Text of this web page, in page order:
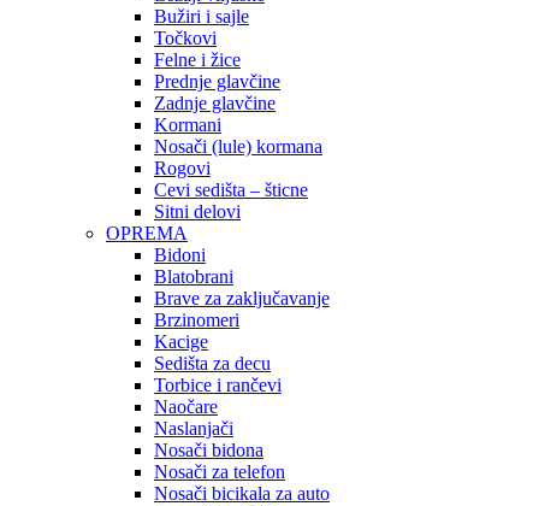
Bužiri i sajle
Točkovi
Felne i žice
Prednje glavčine
Zadnje glavčine
Kormani
Nosači (lule) kormana
Rogovi
Cevi sedišta – šticne
Sitni delovi
OPREMA
Bidoni
Blatobrani
Brave za zaključavanje
Brzinomeri
Kacige
Sedišta za decu
Torbice i rančevi
Naočare
Naslanjači
Nosači bidona
Nosači za telefon
Nosači bicikala za auto